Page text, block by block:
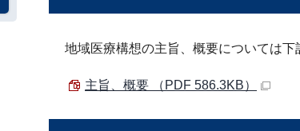
地域医療構想の主旨、概要については下
主旨、概要 （PDF 586.3KB）